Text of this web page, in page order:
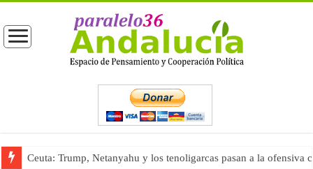
Ceuta: Trump, Netanyahu y los tenoligarcas pasan a la ofensiva
La masificación turística (tercera parte)